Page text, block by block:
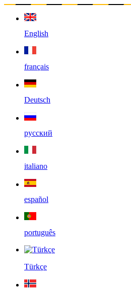
English
français
Deutsch
русский
italiano
español
português
Türkçe